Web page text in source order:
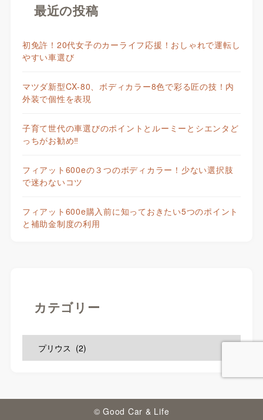
最近の投稿
初免許！20代女子のカーライフ応援！おしゃれで運転し
やすい車選び
マツダ新型CX-80、ボディカラー8色で彩る匠の技！内
外装で個性を表現
子育て世代の車選びのポイントとルーミーとシエンタど
っちがお勧め‼
フィアット600eの３つのボディカラー！少ない選択肢
で迷わないコツ
フィアット600e購入前に知っておきたい5つのポイント
と補助金制度の利用
カテゴリー
© Good Car & Life